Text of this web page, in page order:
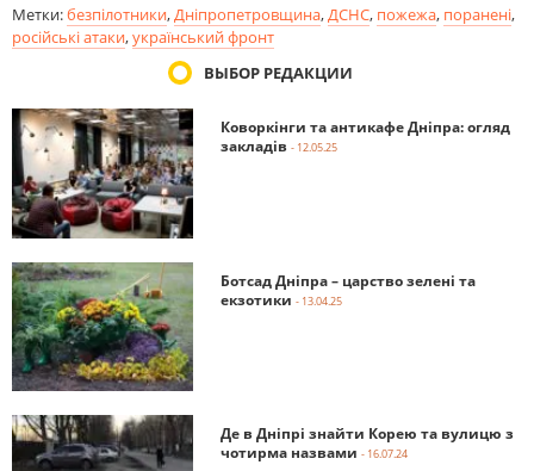
Метки:безпілотники,Дніпропетровщина,ДСНС, пожежа, поранені,
російські атаки,український фронт
ВЫБОР РЕДАКЦИИ
Коворкінги та антикафе Дніпра: огляд
закладів - 12.05.25
Ботсад Дніпра – царство зелені та
екзотики - 13.04.25
Де в Дніпрі знайти Корею та вулицю з
чотирма назвами - 16.07.24